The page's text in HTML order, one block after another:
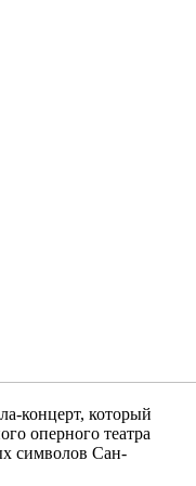
концерт, который
оперного театра
символов Сан-